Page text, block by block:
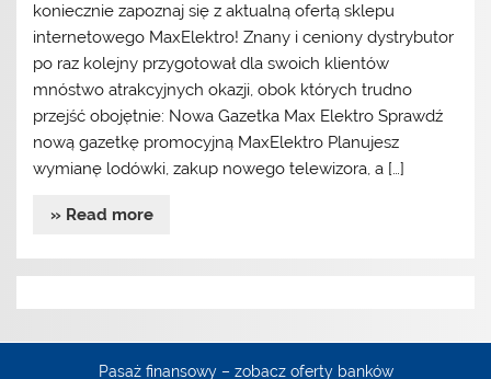
koniecznie zapoznaj się z aktualną ofertą sklepu
internetowego MaxElektro! Znany i ceniony dystrybutor
po raz kolejny przygotował dla swoich klientów
mnóstwo atrakcyjnych okazji, obok których trudno
przejść obojętnie: Nowa Gazetka Max Elektro Sprawdź
nową gazetkę promocyjną MaxElektro Planujesz
wymianę lodówki, zakup nowego telewizora, a […]
» Read more
Pasaż finansowy – zobacz oferty banków